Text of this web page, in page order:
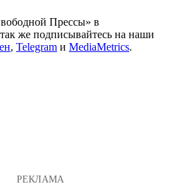
Прессы» в
же подписывайтесь на наши
, Telegram и MediaMetrics.